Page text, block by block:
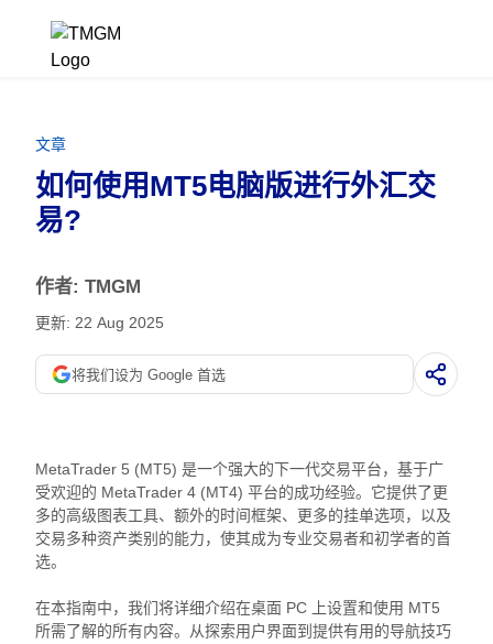
文章
如何使用MT5电脑版进行外汇交
易?
作者: TMGM
更新: 22 Aug 2025
将我们设为 Google 首选
MetaTrader 5 (MT5) 是一个强大的下一代交易平台，基于广
受欢迎的 MetaTrader 4 (MT4) 平台的成功经验。它提供了更
多的高级图表工具、额外的时间框架、更多的挂单选项，以及
交易多种资产类别的能力，使其成为专业交易者和初学者的首
选。
在本指南中，我们将详细介绍在桌面 PC 上设置和使用 MT5
所需了解的所有内容。从探索用户界面到提供有用的导航技巧